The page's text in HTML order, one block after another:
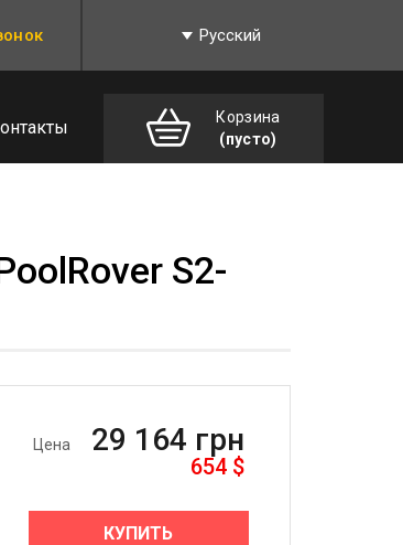
Русский
Корзина
(пусто)
S2-
Цена 29 164 грн
654 $
КУПИТЬ